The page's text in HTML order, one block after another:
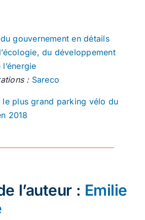
gouvernement en détails
du développement
: Sareco
le plus grand parking vélo du
2018
l’auteur : Emilie